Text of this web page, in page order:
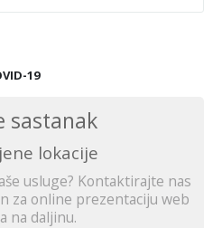
19
sastanak
lokacije
usluge? Kontaktirajte nas
za online prezentaciju web
na daljinu.